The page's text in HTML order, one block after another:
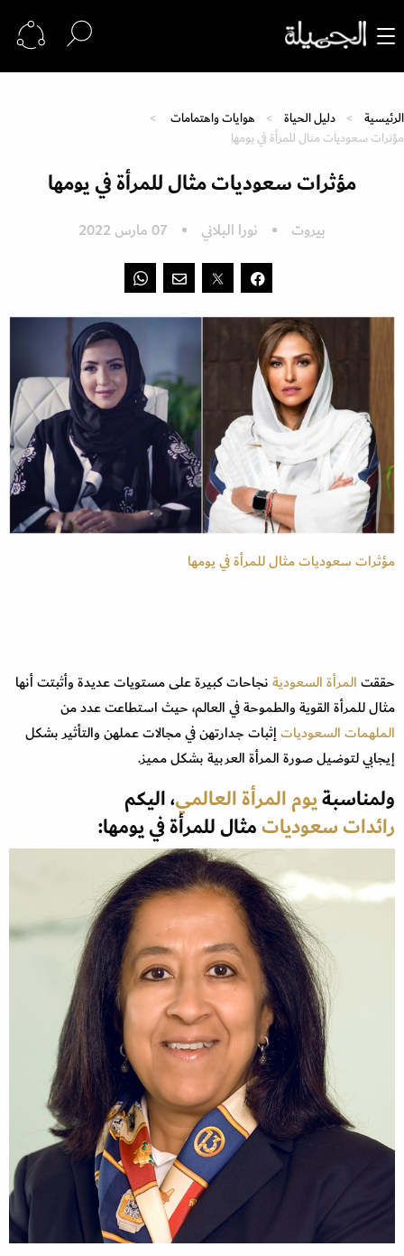
الرئيسية دليل الحياة
هوايات واهتمامات
مؤثرات سعوديات مثال للمرأة في يومها
مؤثرات سعوديات مثال للمرأة في يومها
بيروت نورا البلاني 07 مارس 2022
مؤثرات سعوديات مثال للمرأة في يومها
حققتالمرأة السعوديةنجاحات كبيرة على مستويات عديدة وأثبتت أنها
مثال للمرأة القوية والطموحة في العالم، حيث استطاعت عدد من
الملهمات السعودياتإثبات جدارتهن في مجالات عملهن والتأثير بشكل
إيجابي لتوضيل صورة المرأة العربية بشكل مميز.
ولمناسبةيوم المرأة العالمي، اليكم
رائدات سعودياتمثال للمرأة في يومها: